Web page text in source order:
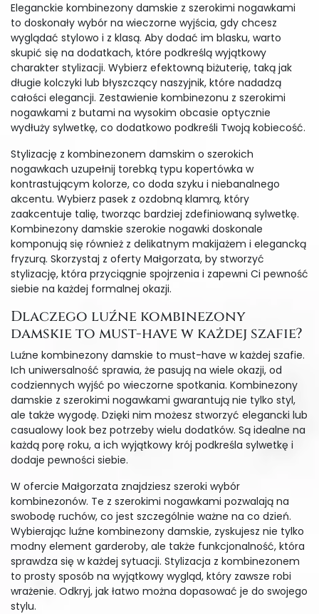
Eleganckie kombinezony damskie z szerokimi nogawkami
to doskonały wybór na wieczorne wyjścia, gdy chcesz
wyglądać stylowo i z klasą. Aby dodać im blasku, warto
skupić się na dodatkach, które podkreślą wyjątkowy
charakter stylizacji. Wybierz efektowną biżuterię, taką jak
długie kolczyki lub błyszczący naszyjnik, które nadadzą
całości elegancji. Zestawienie kombinezonu z szerokimi
nogawkami z butami na wysokim obcasie optycznie
wydłuży sylwetkę, co dodatkowo podkreśli Twoją kobiecość.
Stylizację z kombinezonem damskim o szerokich
nogawkach uzupełnij torebką typu kopertówka w
kontrastującym kolorze, co doda szyku i niebanalnego
akcentu. Wybierz pasek z ozdobną klamrą, który
zaakcentuje talię, tworząc bardziej zdefiniowaną sylwetkę.
Kombinezony damskie szerokie nogawki doskonale
komponują się również z delikatnym makijażem i elegancką
fryzurą. Skorzystaj z oferty Małgorzata, by stworzyć
stylizację, która przyciągnie spojrzenia i zapewni Ci pewność
siebie na każdej formalnej okazji.
Dlaczego luźne kombinezony
damskie to must-have w każdej szafie?
Luźne kombinezony damskie to must-have w każdej szafie.
Ich uniwersalność sprawia, że pasują na wiele okazji, od
codziennych wyjść po wieczorne spotkania. Kombinezony
damskie z szerokimi nogawkami gwarantują nie tylko styl,
ale także wygodę. Dzięki nim możesz stworzyć elegancki lub
casualowy look bez potrzeby wielu dodatków. Są idealne na
każdą porę roku, a ich wyjątkowy krój podkreśla sylwetkę i
dodaje pewności siebie.
W ofercie Małgorzata znajdziesz szeroki wybór
kombinezonów. Te z szerokimi nogawkami pozwalają na
swobodę ruchów, co jest szczególnie ważne na co dzień.
Wybierając luźne kombinezony damskie, zyskujesz nie tylko
modny element garderoby, ale także funkcjonalność, która
sprawdza się w każdej sytuacji. Stylizacja z kombinezonem
to prosty sposób na wyjątkowy wygląd, który zawsze robi
wrażenie. Odkryj, jak łatwo można dopasować je do swojego
stylu.